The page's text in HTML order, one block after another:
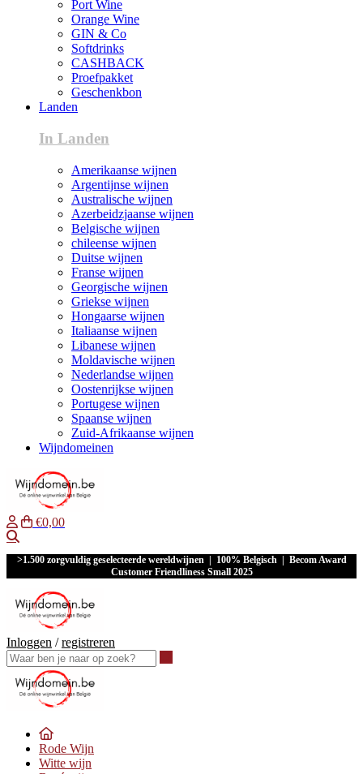
Port Wine
Orange Wine
GIN & Co
Softdrinks
CASHBACK
Proefpakket
Geschenkbon
Landen
In Landen
Amerikaanse wijnen
Argentijnse wijnen
Australische wijnen
Azerbeidzjaanse wijnen
Belgische wijnen
chileense wijnen
Duitse wijnen
Franse wijnen
Georgische wijnen
Griekse wijnen
Hongaarse wijnen
Italiaanse wijnen
Libanese wijnen
Moldavische wijnen
Nederlandse wijnen
Oostenrijkse wijnen
Portugese wijnen
Spaanse wijnen
Zuid-Afrikaanse wijnen
Wijndomeinen
€0,00
>1.500 zorgvuldig geselecteerde wereldwijnen | 100% Belgisch | Becom Award
Customer Friendliness Small 2025
Inloggen /registreren
Rode Wijn
Witte wijn